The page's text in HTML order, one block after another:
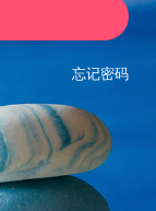
忘记密码